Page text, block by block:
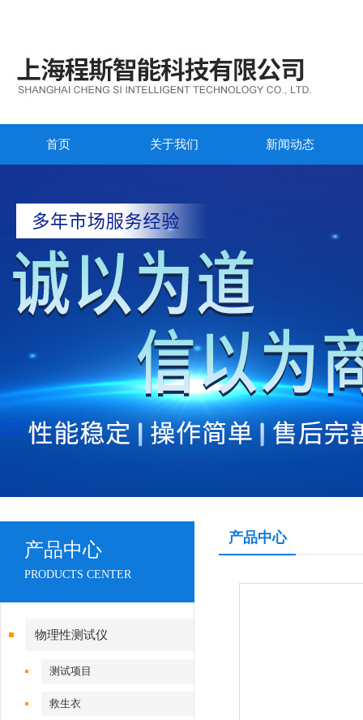
首页 关于我们 新闻动态
产品中心
PRODUCTS CENTER
物理性测试仪
测试项目
救生衣
产品中心